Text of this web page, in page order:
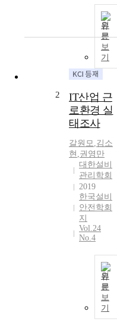
원
문
보
기
2
IT산업 근
로환경 실
태조사
갈원모,김소
현 ,권영만
대한설비
관리학회
2019
한국설비
안전학회
지
Vol.24
No.4
원
문
보
기